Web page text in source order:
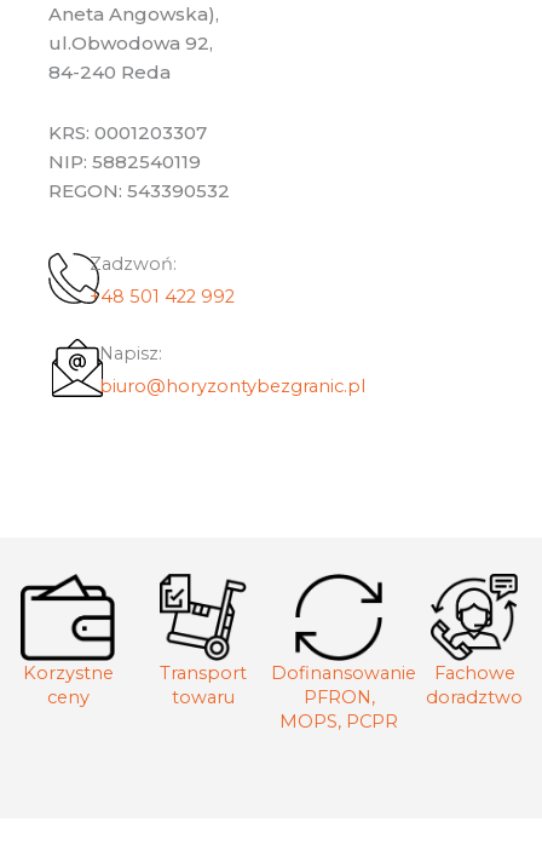
Aneta Angowska),
ul.Obwodowa 92,
84-240 Reda
KRS: 0001203307
NIP: 5882540119
REGON: 543390532
Zadzwoń:
+48 501 422 992
Napisz:
biuro@horyzontybezgranic.pl
Korzystne
ceny
Transport
towaru
Dofinansowanie
PFRON,
MOPS, PCPR
Fachowe
doradztwo